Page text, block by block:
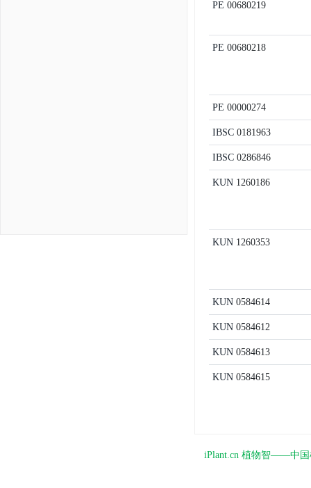
PE 00680219
PE 00680218
PE 00000274
IBSC 0181963
IBSC 0286846
KUN 1260186
KUN 1260353
KUN 0584614
KUN 0584612
KUN 0584613
KUN 0584615
iPlant.cn 植物智——中国